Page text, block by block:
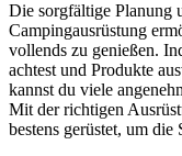
Die sorgfältige Planung
Campingausrüstung
vollends zu genießen.
achtest und Produkte
kannst du viele
Mit der richtigen
bestens gerüstet, um